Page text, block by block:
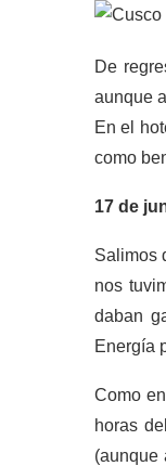
De
aunque
En el
como
17 de
Salimos
nos
daban
Energía
Como
horas
(aunque